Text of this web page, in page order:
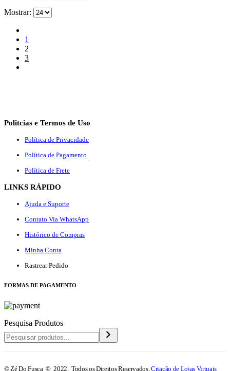
Mostrar:
1
2
3
Politcias e Termos de Uso
Política de Privacidade
Política de Pagamento
Política de Frete
LINKS RÁPIDO
Ajuda e Suporte
Contato Via WhatsApp
Histórico de Compras
Minha Conta
Rastrear Pedido
FORMAS DE PAGAMENTO
Pesquisa Produtos
© Zé Do Fusca © 2022. Todos os Direitos Reservados.Criação de Lojas Virtuais